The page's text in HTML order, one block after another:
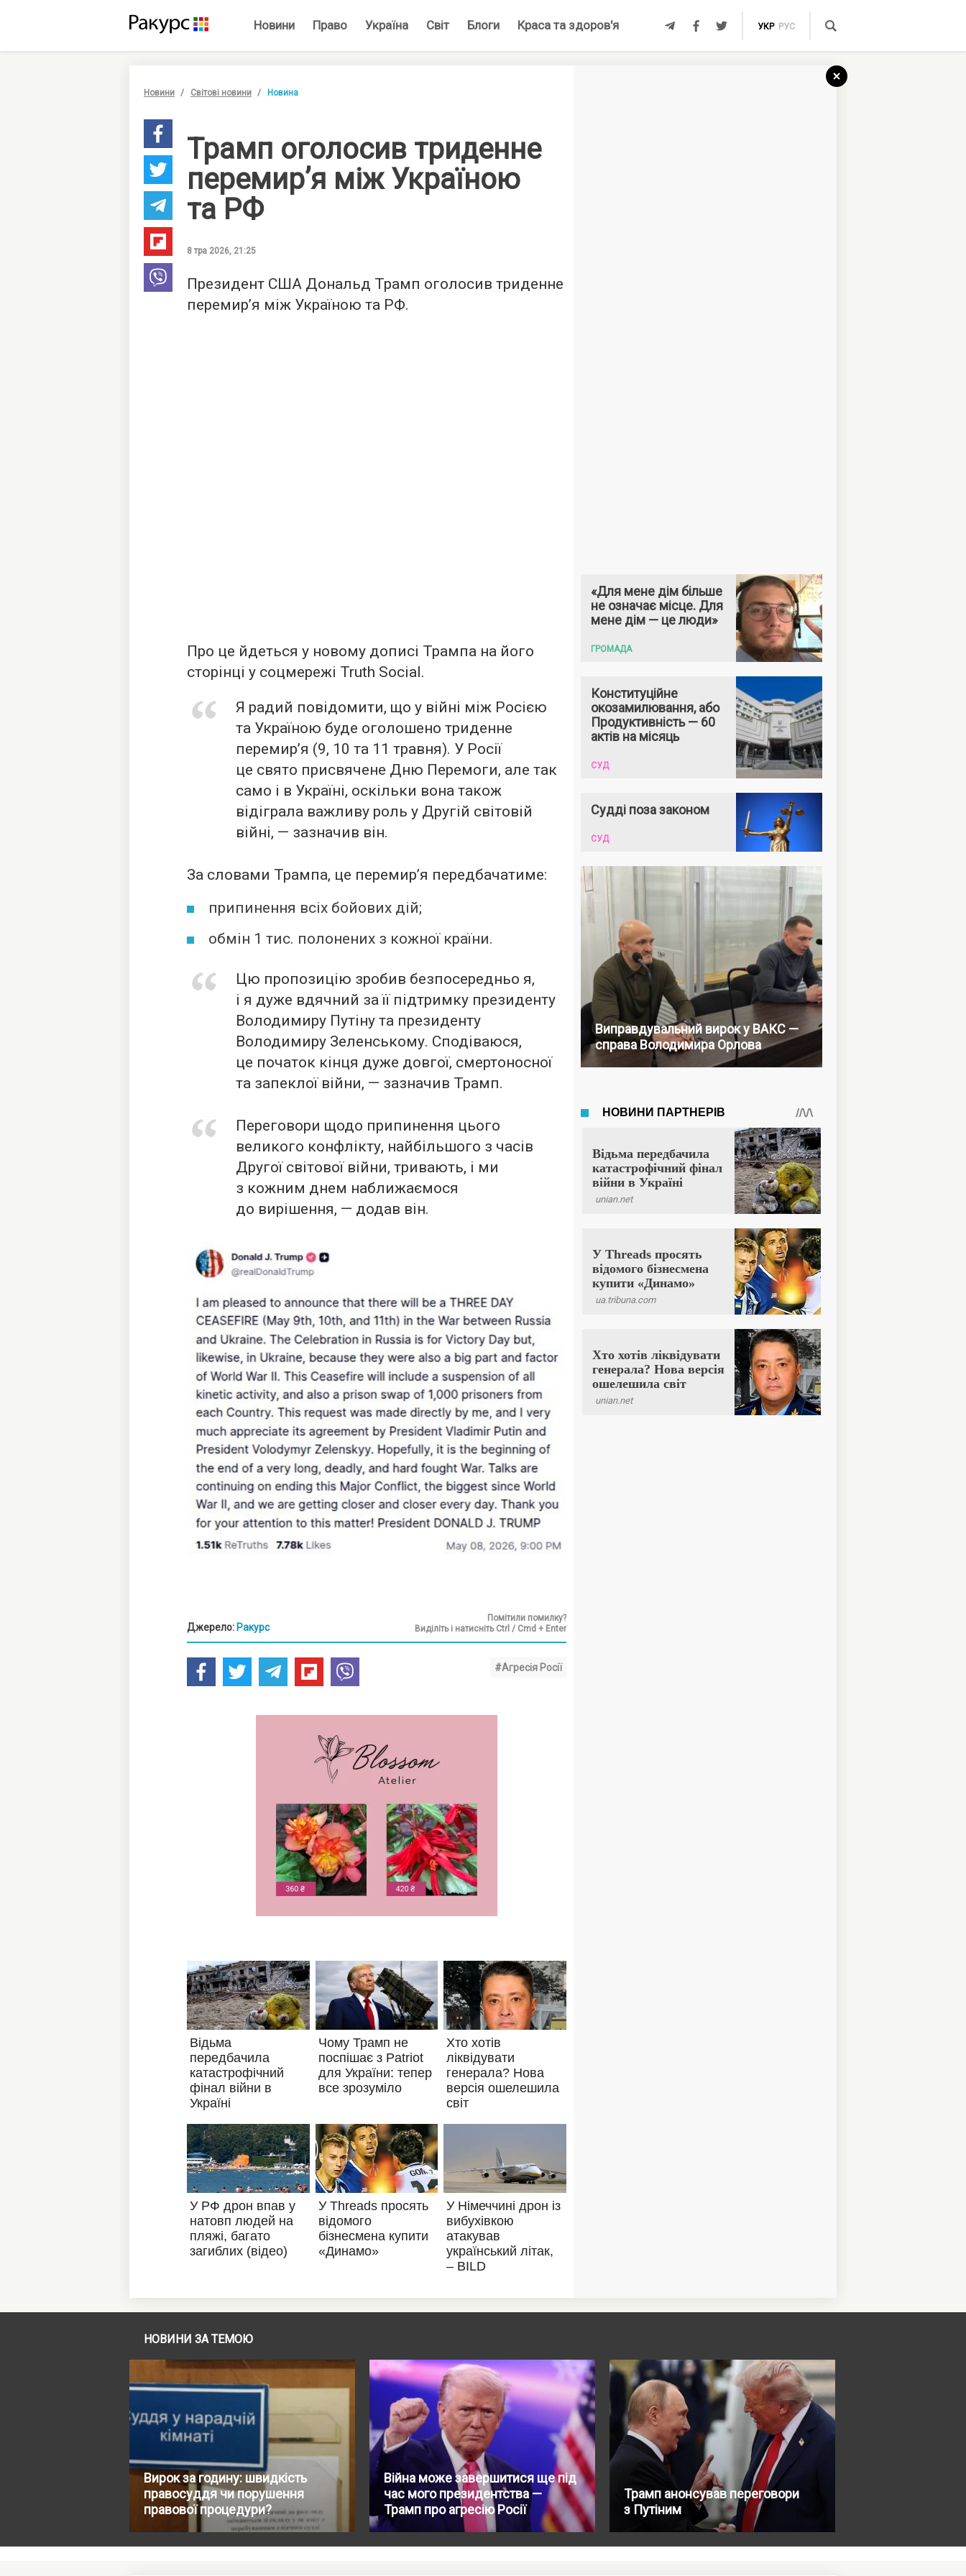
Новини Право Україна Світ Блоги Краса та здоров'я УКР РУС
Новини Світові новини Новина
Трамп оголосив триденне
перемир’я між Україною
та РФ
8 тра 2026, 21:25
Президент США Дональд Трамп оголосив триденне
перемир’я між Україною та РФ.
Про це йдеться у новому дописі Трампа на його
сторінці у соцмережі Truth Social.
Я радий повідомити, що у війні між Росією
та Україною буде оголошено триденне
перемир’я (9, 10 та 11 травня). У Росії
це свято присвячене Дню Перемоги, але так
само і в Україні, оскільки вона також
відіграла важливу роль у Другій світовій
війні, — зазначив він.
За словами Трампа, це перемир’я передбачатиме:
припинення всіх бойових дій;
обмін 1 тис. полонених з кожної країни.
Цю пропозицію зробив безпосередньо я,
і я дуже вдячний за її підтримку президенту
Володимиру Путіну та президенту
Володимиру Зеленському. Сподіваюся,
це початок кінця дуже довгої, смертоносної
та запеклої війни, — зазначив Трамп.
Переговори щодо припинення цього
великого конфлікту, найбільшого з часів
Другої світової війни, тривають, і ми
з кожним днем наближаємося
до вирішення, — додав він.
Джерело: Ракурс
Помітили помилку?
Виділіть і натисніть Ctrl / Cmd + Enter
#Агресія Росії
«Для мене дім більше
не означає місце. Для
мене дім — це люди»
ГРОМАДА
Конституційне
окозамилювання, або
Продуктивність — 60
актів на місяць
СУД
Судді поза законом
СУД
Виправдувальний вирок у ВАКС —
справа Володимира Орлова
НОВИНИ ЗА ТЕМОЮ
Вирок за годину: швидкість
правосуддя чи порушення
правової процедури?
Війна може завершитися ще під
час мого президентства —
Трамп про агресію Росії
Трамп анонсував переговори
з Путіним